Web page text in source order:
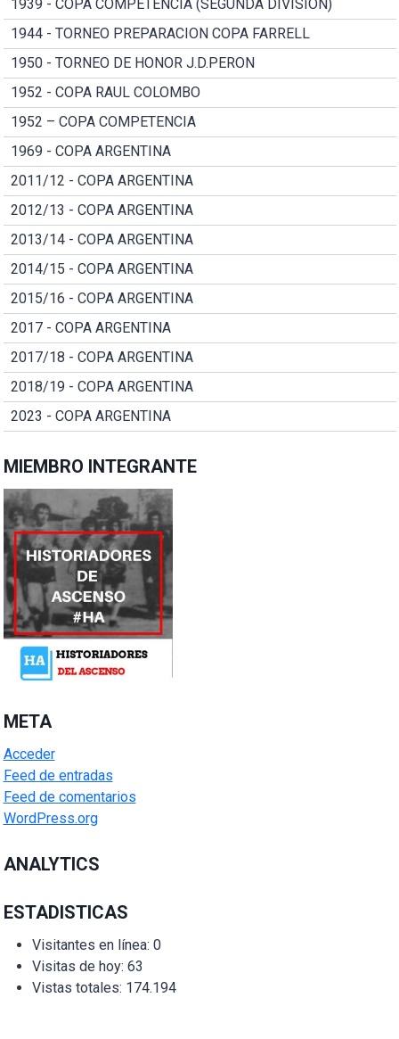
1939 - COPA COMPETENCIA (SEGUNDA DIVISION)
1944 - TORNEO PREPARACION COPA FARRELL
1950 - TORNEO DE HONOR J.D.PERON
1952 - COPA RAUL COLOMBO
1952 – COPA COMPETENCIA
1969 - COPA ARGENTINA
2011/12 - COPA ARGENTINA
2012/13 - COPA ARGENTINA
2013/14 - COPA ARGENTINA
2014/15 - COPA ARGENTINA
2015/16 - COPA ARGENTINA
2017 - COPA ARGENTINA
2017/18 - COPA ARGENTINA
2018/19 - COPA ARGENTINA
2023 - COPA ARGENTINA
MIEMBRO INTEGRANTE
META
Acceder
Feed de entradas
Feed de comentarios
WordPress.org
ANALYTICS
ESTADISTICAS
Visitantes en línea: 0
Visitas de hoy: 63
Vistas totales: 174.194